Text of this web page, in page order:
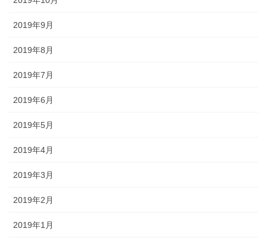
2019年9月
2019年8月
2019年7月
2019年6月
2019年5月
2019年4月
2019年3月
2019年2月
2019年1月